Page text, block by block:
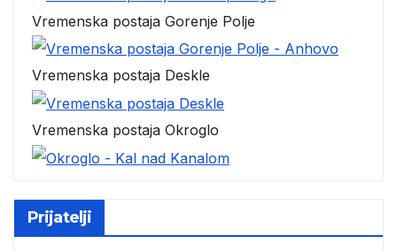
Vremenska postaja Gorenje Polje
Vremenska postaja Deskle
Vremenska postaja Okroglo
Prijatelji